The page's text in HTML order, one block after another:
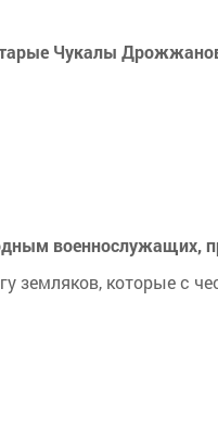
Чукалы
военнослужащих,
земляков, которые с